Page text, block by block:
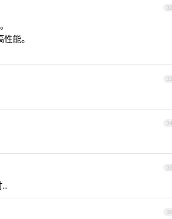
32
能。
33
34
35
..
36